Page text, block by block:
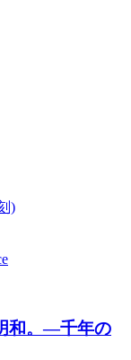
)
和。―千年の